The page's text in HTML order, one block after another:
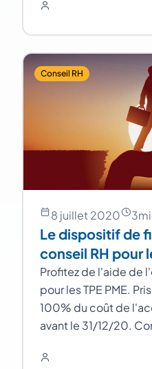
Conseil RH
8 juillet 2020 3
Le dispositif de
conseil RH pour
Profitez de l'aide de
pour les TPE PME.
100% du coût de
avant le 31/12/20.